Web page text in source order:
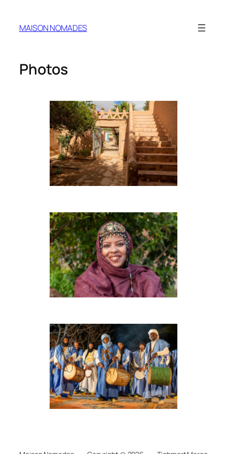
MAISON NOMADES
Photos